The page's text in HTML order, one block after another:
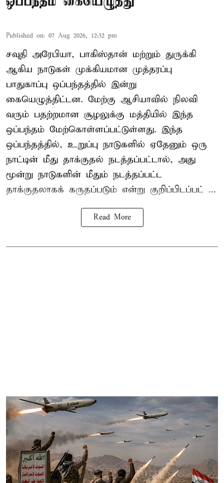
Published on: 07 Aug 2026, 12:32 pm
சவுதி அரேபியா, பாகிஸ்தான் மற்றும் துருக்கி
ஆகிய நாடுகள் முக்கியமான முத்தரப்பு
பாதுகாப்பு ஒப்பந்தத்தில் இன்று
கையெழுத்திட்டன. மேற்கு ஆசியாவில் நிலவி
வரும் பதற்றமான சூழலுக்கு மத்தியில் இந்த
ஒப்பந்தம் மேற்கொள்ளப்பட்டுள்ளது. இந்த
ஒப்பந்தத்தில், உறுப்பு நாடுகளில் ஏதேனும் ஒரு
நாட்டின் மீது தாக்குதல் நடத்தப்பட்டால், அது
மூன்று நாடுகளின் மீதும் நடத்தப்பட்ட
தாக்குதலாகக் கருதப்படும் என்று குறிப்பிடப்பட் ...
Read More